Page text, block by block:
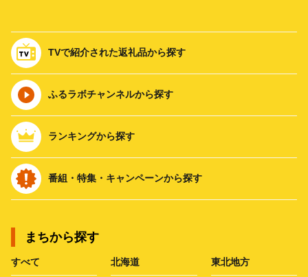
TVで紹介された返礼品から探す
ふるラボチャンネルから探す
ランキングから探す
番組・特集・キャンペーンから探す
まちから探す
すべて 北海道 東北地方